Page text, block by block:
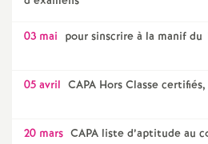
03 mai pour sinscrire à la manif du
05 avril CAPA Hors Classe certifiés,
20 mars CAPA liste d’aptitude au